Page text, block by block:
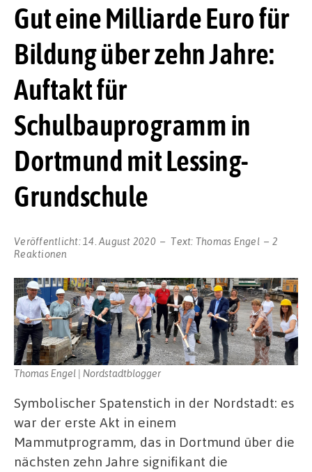
Gut eine Milliarde Euro für
Bildung über zehn Jahre:
Auftakt für
Schulbauprogramm in
Dortmund mit Lessing-
Grundschule
Veröffentlicht: 14. August 2020 Text: Thomas Engel
2
Reaktionen
Thomas Engel | Nordstadtblogger
Symbolischer Spatenstich in der Nordstadt: es
war der erste Akt in einem
Mammutprogramm, das in Dortmund über die
nächsten zehn Jahre signifikant die